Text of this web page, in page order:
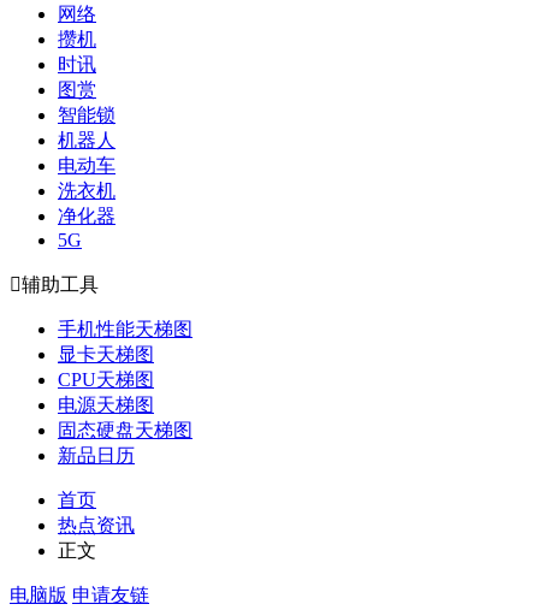
网络
攒机
时讯
图赏
智能锁
机器人
电动车
洗衣机
净化器
5G
辅助工具
手机性能天梯图
显卡天梯图
CPU天梯图
电源天梯图
固态硬盘天梯图
新品日历
首页
热点资讯
正文
电脑版 申请友链